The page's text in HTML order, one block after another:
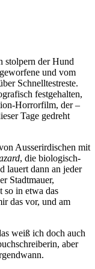
stolpern der Hund
und vom
Schnelltestreste.
festgehalten,
Horrorfilm, der –
Tage gedreht
Ausserirdischen mit
, die biologisch-
lauert dann an jeder
Stadtmauer,
so in etwa das
das vor, und am
weiß ich doch auch
aber